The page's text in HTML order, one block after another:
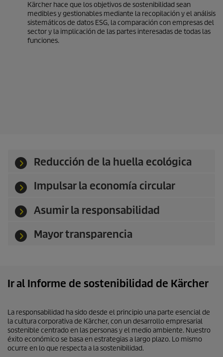
Kärcher hace que los objetivos de sostenibilidad sean
medibles y gestionables mediante la recopilación y el análisis
sistemáticos de datos ESG, la comparación con empresas del
sector y la implicación de las partes interesadas de todas las
funciones.
Reducción de la huella ecológica
Impulsar la economía circular
Asumir la responsabilidad
Mayor transparencia
Ir al Informe de sostenibilidad de Kärcher
La responsabilidad ha sido desde el principio una parte esencial de
la cultura corporativa de Kärcher, con un desarrollo empresarial
sostenible centrado en las personas y el medio ambiente. Nuestro
éxito económico se basa en estrategias a largo plazo. Lo mismo
ocurre en lo que respecta a la sostenibilidad.